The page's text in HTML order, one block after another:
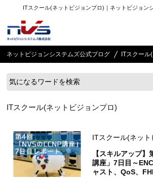
ITスクール(ネットビジョンプロ)｜ネットビジョン
ネットビジョンシステムズ公式ブログ ITスクール
ITスクール(ネットビジョンプロ)
ITスクール(ネッ
【スキルアップ
講座」7日目～
ャスト、QoS、